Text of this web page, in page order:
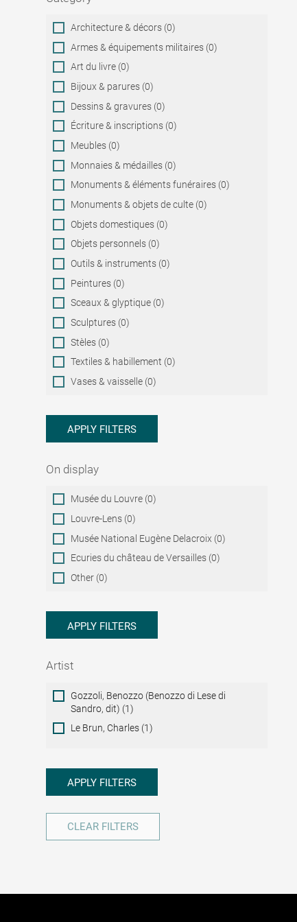
Category
Architecture & décors (0)
Armes & équipements militaires (0)
Art du livre (0)
Bijoux & parures (0)
Dessins & gravures (0)
Écriture & inscriptions (0)
Meubles (0)
Monnaies & médailles (0)
Monuments & éléments funéraires (0)
Monuments & objets de culte (0)
Objets domestiques (0)
Objets personnels (0)
Outils & instruments (0)
Peintures (0)
Sceaux & glyptique (0)
Sculptures (0)
Stèles (0)
Textiles & habillement (0)
Vases & vaisselle (0)
APPLY FILTERS
On display
On
display
Musée du Louvre (0)
Louvre-Lens (0)
Musée National Eugène Delacroix (0)
Ecuries du château de Versailles (0)
Other (0)
APPLY FILTERS
Artist
ArtistGozzoli, Benozzo (Benozzo di Lese di
Sandro, dit) (1)
Le Brun, Charles (1)
APPLY FILTERS
CLEAR FILTERS